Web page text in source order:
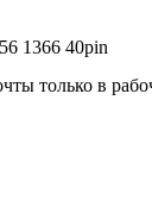
1366 40pin
только в